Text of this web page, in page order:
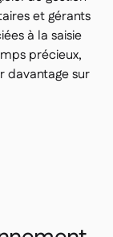
et gérants
à la saisie
précieux,
davantage sur